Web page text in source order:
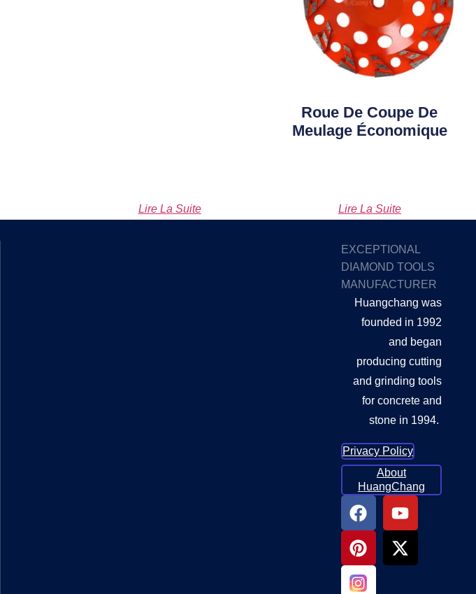
Lire La Suite
Roue De Coupe De
Meulage Économique
Lire La Suite
EXCEPTIONAL
DIAMOND TOOLS
MANUFACTURER
Huangchang was
founded in 1992
and began
producing cutting
and grinding tools
for concrete and
stone in 1994.
Privacy Policy
About
HuangChang